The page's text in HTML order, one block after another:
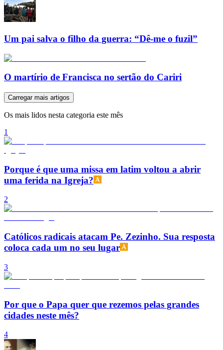
Um pai salva o filho da guerra: “Dê-me o fuzil”
O martírio de Francisca no sertão do Cariri
Carregar mais artigos
Os mais lidos nesta categoria este mês
1
Porque é que uma missa em latim voltou a abrir
uma ferida na Igreja?
2
Católicos radicais atacam Pe. Zezinho. Sua resposta
coloca cada um no seu lugar
3
Por que o Papa quer que rezemos pelas grandes
cidades neste mês?
4